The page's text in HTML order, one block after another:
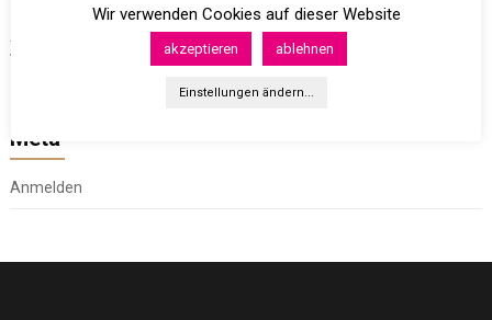
Archives
Meta
Anmelden
Wir verwenden Cookies auf dieser Website
akzeptieren ablehnen
Einstellungen ändern...